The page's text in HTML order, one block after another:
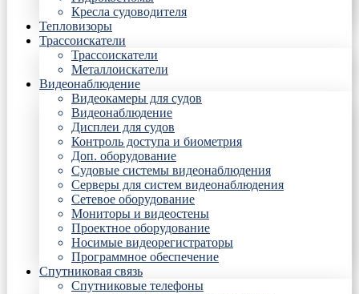
Кресла судоводителя
Тепловизоры
Трассоискатели
Трассоискатели
Металлоискатели
Видеонаблюдение
Видеокамеры для судов
Видеонаблюдение
Дисплеи для судов
Контроль доступа и биометрия
Доп. оборудование
Судовые системы видеонаблюдения
Серверы для систем видеонаблюдения
Сетевое оборудование
Мониторы и видеостены
Проектное оборудование
Носимые видеорегистраторы
Программное обеспечение
Спутниковая связь
Спутниковые телефоны